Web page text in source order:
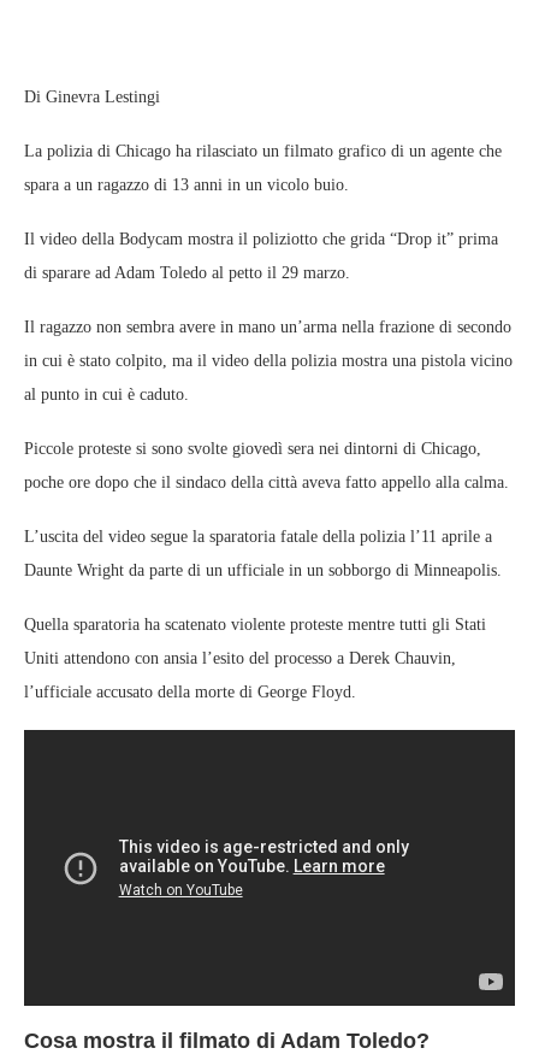
Di Ginevra Lestingi
La polizia di Chicago ha rilasciato un filmato grafico di un agente che
spara a un ragazzo di 13 anni in un vicolo buio.
Il video della Bodycam mostra il poliziotto che grida “Drop it” prima
di sparare ad Adam Toledo al petto il 29 marzo.
Il ragazzo non sembra avere in mano un’arma nella frazione di secondo
in cui è stato colpito, ma il video della polizia mostra una pistola vicino
al punto in cui è caduto.
Piccole proteste si sono svolte giovedì sera nei dintorni di Chicago,
poche ore dopo che il sindaco della città aveva fatto appello alla calma.
L’uscita del video segue la sparatoria fatale della polizia l’11 aprile a
Daunte Wright da parte di un ufficiale in un sobborgo di Minneapolis.
Quella sparatoria ha scatenato violente proteste mentre tutti gli Stati
Uniti attendono con ansia l’esito del processo a Derek Chauvin,
l’ufficiale accusato della morte di George Floyd.
Cosa mostra il filmato di Adam Toledo?